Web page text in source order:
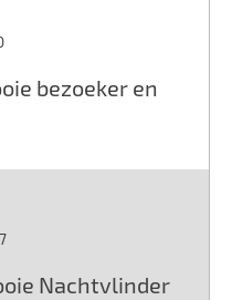
bezoeker en
Nachtvlinder